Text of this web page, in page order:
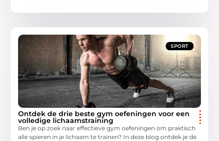
SPORT
Ontdek de drie beste gym oefeningen voor een
volledige lichaamstraining
Ben je op zoek naar effectieve gym oefeningen om praktisch
alle spieren in je lichaam te trainen? In deze blog ontdek je de